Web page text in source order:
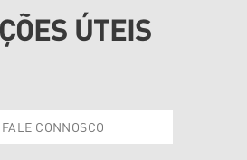
ÚTEIS
FALE CONNOSCO